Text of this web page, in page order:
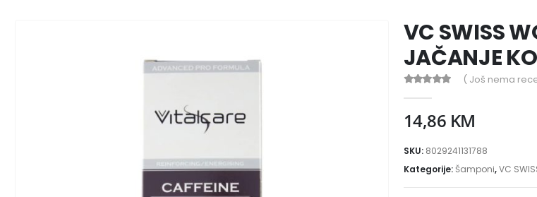
VC SWISS
JAČANJE
( Još nema
14,86 KM
SKU: 8029241131788
Kategorije:Šamponi,VC